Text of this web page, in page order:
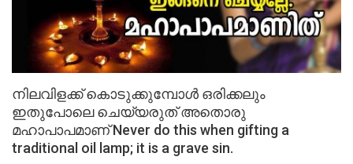
നിലവിളക്ക് കൊടുക്കുമ്പോൾ ഒരിക്കലും
ഇതുപോലെ ചെയ്യരുത് അതൊരു
മഹാപാപമാണ് Never do this when gifting a
traditional oil lamp; it is a grave sin.